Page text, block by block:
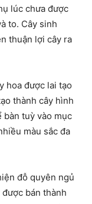
lúc chưa được
to. Cây sinh
thuận lợi cây ra
hoa được lai tạo
thành cây hình
bàn tuỳ vào mục
màu sắc đa
đỗ quyên ngủ
bán thành